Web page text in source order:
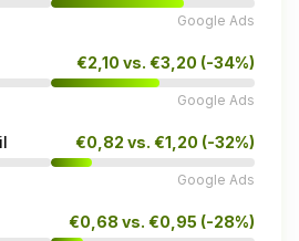
Google Ads
€2,10 vs. €3,20 (-34%)
Google Ads
€0,82 vs. €1,20 (-32%)
Google Ads
€0,68 vs. €0,95 (-28%)